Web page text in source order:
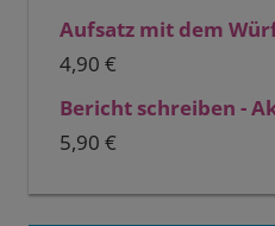
Aufsatz mit dem
4,90 €
Bericht schreiben -
5,90 €